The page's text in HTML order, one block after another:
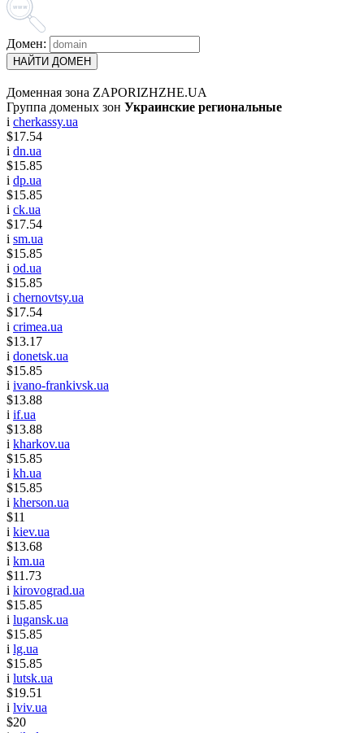
Домен:
НАЙТИ ДОМЕН
Доменная зона ZAPORIZHZHE.UA
Группа доменых зон Украинские региональные
i cherkassy.ua
$17.54
i dn.ua
$15.85
i dp.ua
$15.85
i ck.ua
$17.54
i sm.ua
$15.85
i od.ua
$15.85
i chernovtsy.ua
$17.54
i crimea.ua
$13.17
i donetsk.ua
$15.85
i ivano-frankivsk.ua
$13.88
i if.ua
$13.88
i kharkov.ua
$15.85
i kh.ua
$15.85
i kherson.ua
$11
i kiev.ua
$13.68
i km.ua
$11.73
i kirovograd.ua
$15.85
i lugansk.ua
$15.85
i lg.ua
$15.85
i lutsk.ua
$19.51
i lviv.ua
$20